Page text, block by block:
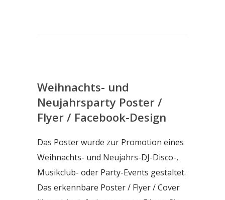
Weihnachts- und
Neujahrsparty Poster /
Flyer / Facebook-Design
Das Poster wurde zur Promotion eines
Weihnachts- und Neujahrs-DJ-Disco-,
Musikclub- oder Party-Events gestaltet.
Das erkennbare Poster / Flyer / Cover